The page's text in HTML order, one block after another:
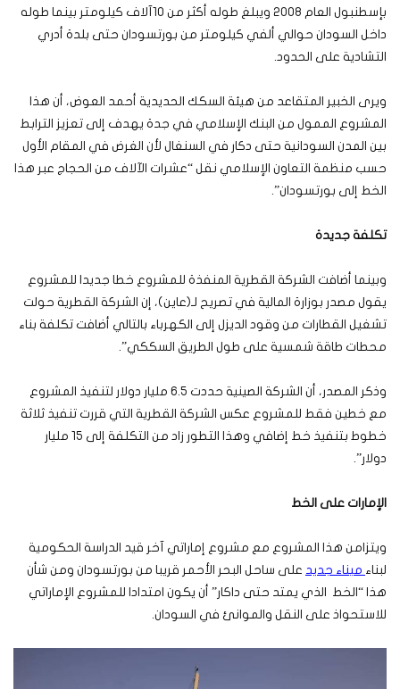
بإسطنبول العام 2008 ويبلغ طوله أكثر من 10آلاف كيلومتر بينما طوله
داخل السودان حوالي ألفي كيلومتر من بورتسودان حتى بلدة أدري
التشادية على الحدود.
ويرى الخبير المتقاعد من هيئة السكك الحديدية أحمد العوض، أن هذا
المشروع الممول من البنك الإسلامي في جدة يهدف إلى تعزيز الترابط
بين المدن السودانية حتى دكار في السنغال لأن الغرض في المقام الأول
حسب منظمة التعاون الإسلامي نقل “عشرات الآلاف من الحجاج عبر هذا
الخط إلى بورتسودان”.
تكلفة جديدة
وبينما أضافت الشركة القطرية المنفذة للمشروع خطا جديدا للمشروع
يقول مصدر بوزارة المالية في تصريح لـ(عاين)، إن الشركة القطرية حولت
تشغيل القطارات من وقود الديزل إلى الكهرباء بالتالي أضافت تكلفة بناء
محطات طاقة شمسية على طول الطريق السككي”.
وذكر المصدر، أن الشركة الصينية حددت 6.5 مليار دولار لتنفيذ المشروع
مع خطين فقط للمشروع عكس الشركة القطرية التي قررت تنفيذ ثلاثة
خطوط بتنفيذ خط إضافي وهذا التطور زاد من التكلفة إلى 15 مليار
دولار”.
الإمارات على الخط
ويتزامن هذا المشروع مع مشروع إماراتي آخر قيد الدراسة الحكومية
لبناء ميناء جديد على ساحل البحر الأحمر قريبا من بورتسودان ومن شأن
هذا “الخط الذي يمتد حتى داكار” أن يكون امتدادا للمشروع الإماراتي
للاستحواذ على النقل والموانئ في السودان.